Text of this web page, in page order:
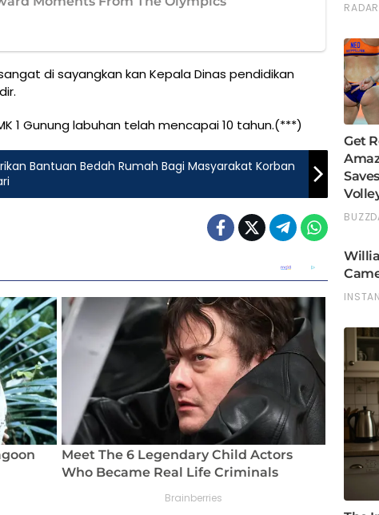
di sayangkan kan Kepala Dinas pendidikan
1 Gunung labuhan telah mencapai 10 tahun.(***)
Bantuan Bedah Rumah Bagi Masyarakat Korban